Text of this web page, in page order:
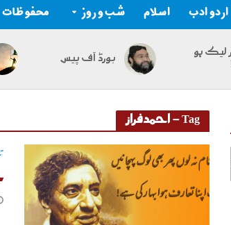
اردو ادب اسلام شب و روز محفوظات
لیک ہو
بورڈ آف پیس
Tag - احمدفراز